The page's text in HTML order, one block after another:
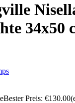
34x50
Bester Preis: €130.00